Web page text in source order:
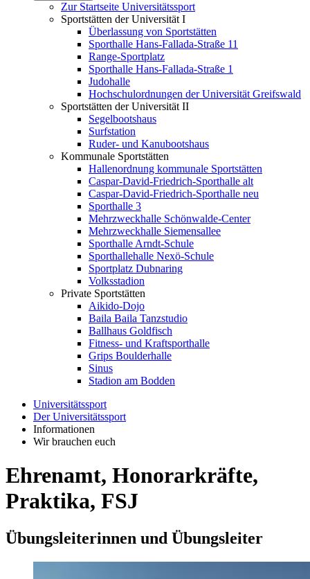
Zur Startseite Universitätssport
Sportstätten der Universität I
Überlassung von Sportstätten
Sporthalle Hans-Fallada-Straße 11
Range-Sportplatz
Sporthalle Hans-Fallada-Straße 1
Judohalle
Hochschulordnungen der Universität Greifswald
Sportstätten der Universität II
Segelbootshaus
Surfstation
Ruder- und Kanubootshaus
Kommunale Sportstätten
Hallenordnung kommunale Sportstätten
Caspar-David-Friedrich-Sporthalle alt
Caspar-David-Friedrich-Sporthalle neu
Sporthalle 3
Mehrzweckhalle Schönwalde-Center
Mehrzweckhalle Siemensallee
Sporthalle Arndt-Schule
Sporthallehalle Nexö-Schule
Sportplatz Dubnaring
Volksstadion
Private Sportstätten
Aikido-Dojo
Baila Baila Tanzstudio
Ballhaus Goldfisch
Fitness- und Kraftsporthalle
Grips Boulderhalle
Sinus
Stadion am Bodden
Universitätssport
Der Universitätssport
Informationen
Wir brauchen euch
Ehrenamt, Honorarkräfte,
Praktika, FSJ
Übungsleiterinnen und Übungsleiter